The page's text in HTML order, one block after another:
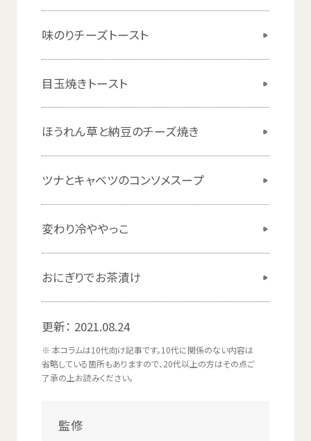
味のりチーズトースト
目玉焼きトースト
ほうれん草と納豆のチーズ焼き
ツナとキャベツのコンソメスープ
変わり冷ややっこ
おにぎりでお茶漬け
更新： 2021.08.24
※ 本コラムは10代向け記事です。10代に関係のない内容は
省略している箇所もありますので、 20代以上の方はその点ご
了承の 上お読みください。
監修